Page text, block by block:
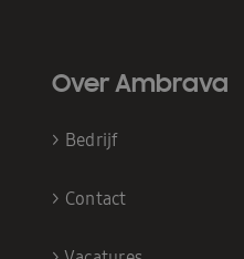
Over Ambrava
> Bedrijf
> Contact